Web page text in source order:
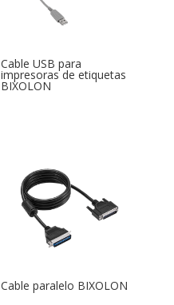
Cable USB para
impresoras de etiquetas
BIXOLON
Cable paralelo BIXOLON